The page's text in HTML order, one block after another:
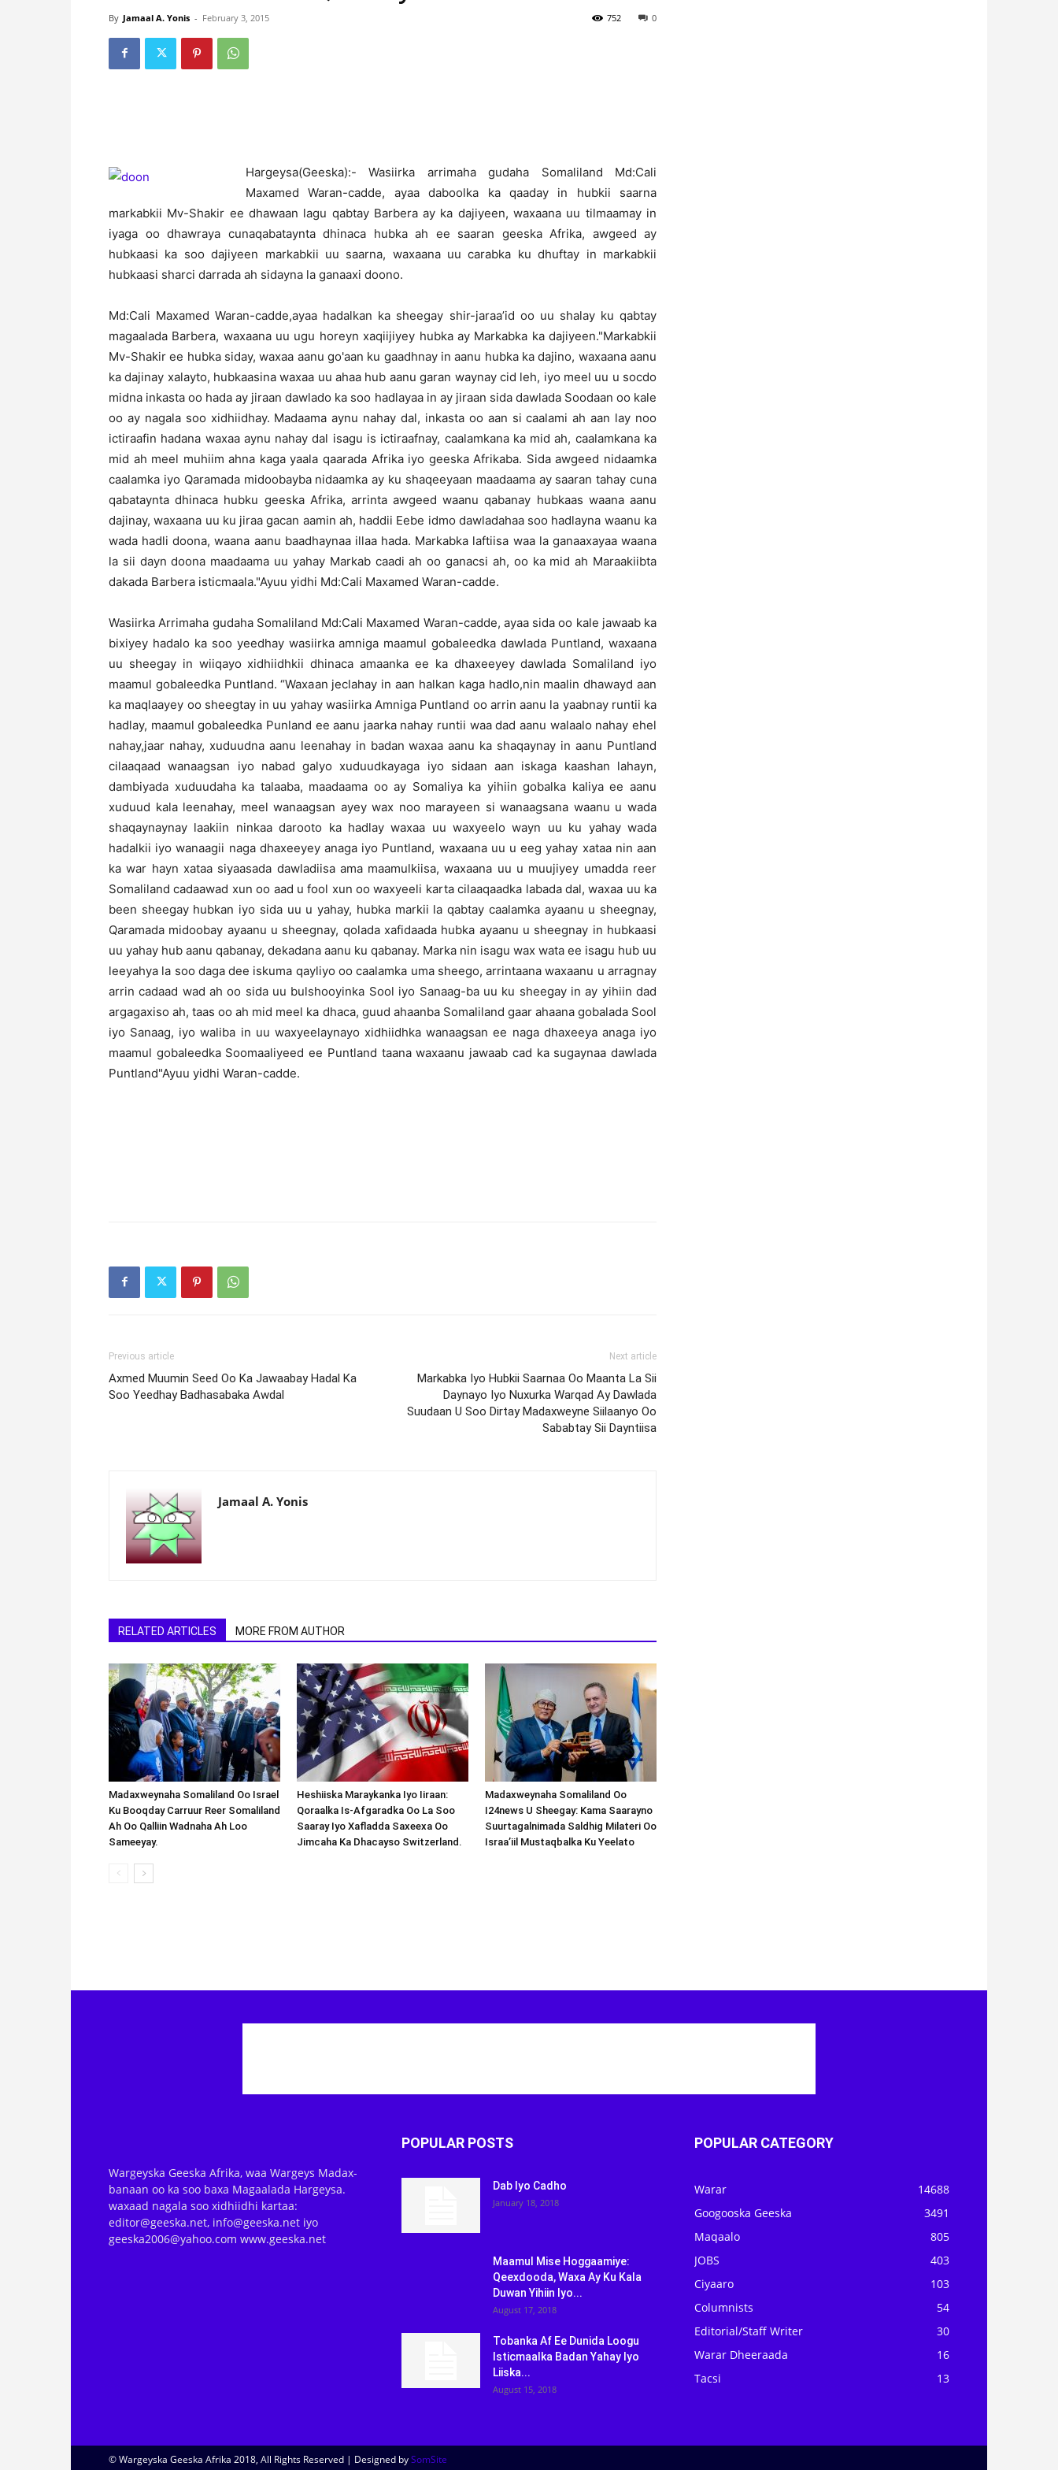
By Jamaal A. Yonis - February 3, 2015 0
752
Hargeysa(Geeska):- Wasiirka arrimaha gudaha Somaliland Md:Cali
Maxamed Waran-cadde, ayaa daboolka ka qaaday in hubkii saarna
markabkii Mv-Shakir ee dhawaan lagu qabtay Barbera ay ka dajiyeen, waxaana uu tilmaamay in
iyaga oo dhawraya cunaqabataynta dhinaca hubka ah ee saaran geeska Afrika, awgeed ay
hubkaasi ka soo dajiyeen markabkii uu saarna, waxaana uu carabka ku dhuftay in markabkii
hubkaasi sharci darrada ah sidayna la ganaaxi doono.
Md:Cali Maxamed Waran-cadde,ayaa hadalkan ka sheegay shir-jaraa’id oo uu shalay ku qabtay
magaalada Barbera, waxaana uu ugu horeyn xaqiijiyey hubka ay Markabka ka dajiyeen."Markabkii
Mv-Shakir ee hubka siday, waxaa aanu go'aan ku gaadhnay in aanu hubka ka dajino, waxaana aanu
ka dajinay xalayto, hubkaasina waxaa uu ahaa hub aanu garan waynay cid leh, iyo meel uu u socdo
midna inkasta oo hada ay jiraan dawlado ka soo hadlayaa in ay jiraan sida dawlada Soodaan oo kale
oo ay nagala soo xidhiidhay. Madaama aynu nahay dal, inkasta oo aan si caalami ah aan lay noo
ictiraafin hadana waxaa aynu nahay dal isagu is ictiraafnay, caalamkana ka mid ah, caalamkana ka
mid ah meel muhiim ahna kaga yaala qaarada Afrika iyo geeska Afrikaba. Sida awgeed nidaamka
caalamka iyo Qaramada midoobayba nidaamka ay ku shaqeeyaan maadaama ay saaran tahay cuna
qabataynta dhinaca hubku geeska Afrika, arrinta awgeed waanu qabanay hubkaas waana aanu
dajinay, waxaana uu ku jiraa gacan aamin ah, haddii Eebe idmo dawladahaa soo hadlayna waanu ka
wada hadli doona, waana aanu baadhaynaa illaa hada. Markabka laftiisa waa la ganaaxayaa waana
la sii dayn doona maadaama uu yahay Markab caadi ah oo ganacsi ah, oo ka mid ah Maraakiibta
dakada Barbera isticmaala."Ayuu yidhi Md:Cali Maxamed Waran-cadde.
Wasiirka Arrimaha gudaha Somaliland Md:Cali Maxamed Waran-cadde, ayaa sida oo kale jawaab ka
bixiyey hadalo ka soo yeedhay wasiirka amniga maamul gobaleedka dawlada Puntland, waxaana
uu sheegay in wiiqayo xidhiidhkii dhinaca amaanka ee ka dhaxeeyey dawlada Somaliland iyo
maamul gobaleedka Puntland. “Waxaan jeclahay in aan halkan kaga hadlo,nin maalin dhawayd aan
ka maqlaayey oo sheegtay in uu yahay wasiirka Amniga Puntland oo arrin aanu la yaabnay runtii ka
hadlay, maamul gobaleedka Punland ee aanu jaarka nahay runtii waa dad aanu walaalo nahay ehel
nahay,jaar nahay, xuduudna aanu leenahay in badan waxaa aanu ka shaqaynay in aanu Puntland
cilaaqaad wanaagsan iyo nabad galyo xuduudkayaga iyo sidaan aan iskaga kaashan lahayn,
dambiyada xuduudaha ka talaaba, maadaama oo ay Somaliya ka yihiin gobalka kaliya ee aanu
xuduud kala leenahay, meel wanaagsan ayey wax noo marayeen si wanaagsana waanu u wada
shaqaynaynay laakiin ninkaa darooto ka hadlay waxaa uu waxyeelo wayn uu ku yahay wada
hadalkii iyo wanaagii naga dhaxeeyey anaga iyo Puntland, waxaana uu u eeg yahay xataa nin aan
ka war hayn xataa siyaasada dawladiisa ama maamulkiisa, waxaana uu u muujiyey umadda reer
Somaliland cadaawad xun oo aad u fool xun oo waxyeeli karta cilaaqaadka labada dal, waxaa uu ka
been sheegay hubkan iyo sida uu u yahay, hubka markii la qabtay caalamka ayaanu u sheegnay,
Qaramada midoobay ayaanu u sheegnay, qolada xafidaada hubka ayaanu u sheegnay in hubkaasi
uu yahay hub aanu qabanay, dekadana aanu ku qabanay. Marka nin isagu wax wata ee isagu hub uu
leeyahya la soo daga dee iskuma qayliyo oo caalamka uma sheego, arrintaana waxaanu u arragnay
arrin cadaad wad ah oo sida uu bulshooyinka Sool iyo Sanaag-ba uu ku sheegay in ay yihiin dad
argagaxiso ah, taas oo ah mid meel ka dhaca, guud ahaanba Somaliland gaar ahaana gobalada Sool
iyo Sanaag, iyo waliba in uu waxyeelaynayo xidhiidhka wanaagsan ee naga dhaxeeya anaga iyo
maamul gobaleedka Soomaaliyeed ee Puntland taana waxaanu jawaab cad ka sugaynaa dawlada
Puntland"Ayuu yidhi Waran-cadde.
Previous article
Axmed Muumin Seed Oo Ka Jawaabay Hadal Ka
Soo Yeedhay Badhasabaka Awdal
Next article
Markabka Iyo Hubkii Saarnaa Oo Maanta La Sii
Daynayo Iyo Nuxurka Warqad Ay Dawlada
Suudaan U Soo Dirtay Madaxweyne Siilaanyo Oo
Sababtay Sii Dayntiisa
Jamaal A. Yonis
RELATED ARTICLES MORE FROM AUTHOR
Madaxweynaha Somaliland Oo Israel
Ku Booqday Carruur Reer Somaliland
Ah Oo Qalliin Wadnaha Ah Loo
Sameeyay.
Heshiiska Maraykanka Iyo Iiraan:
Qoraalka Is-Afgaradka Oo La Soo
Saaray Iyo Xafladda Saxeexa Oo
Jimcaha Ka Dhacayso Switzerland.
Madaxweynaha Somaliland Oo
I24news U Sheegay: Kama Saarayno
Suurtagalnimada Saldhig Milateri Oo
Israa’iil Mustaqbalka Ku Yeelato
Wargeyska Geeska Afrika, waa Wargeys Madax-
banaan oo ka soo baxa Magaalada Hargeysa.
waxaad nagala soo xidhiidhi kartaa:
editor@geeska.net, info@geeska.net iyo
geeska2006@yahoo.com www.geeska.net
POPULAR POSTS
Dab Iyo Cadho
January 18, 2018
Maamul Mise Hoggaamiye:
Qeexdooda, Waxa Ay Ku Kala
Duwan Yihiin Iyo...
August 17, 2018
Tobanka Af Ee Dunida Loogu
Isticmaalka Badan Yahay Iyo
Liiska...
August 15, 2018
POPULAR CATEGORY
Warar
14688
Googooska Geeska
3491
Maqaalo
805
JOBS
403
Ciyaaro
103
Columnists
54
Editorial/Staff Writer
30
Warar Dheeraada
16
Tacsi
13
© Wargeyska Geeska Afrika 2018, All Rights Reserved | Designed bySomSite